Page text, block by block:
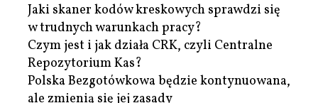
Jaki skaner kodów kreskowych sprawdzi się
w trudnych warunkach pracy?
Czym jest i jak działa CRK, czyli Centralne
Repozytorium Kas?
Polska Bezgotówkowa będzie kontynuowana,
ale zmienią się jej zasady